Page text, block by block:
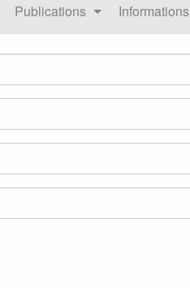
Publications Informations